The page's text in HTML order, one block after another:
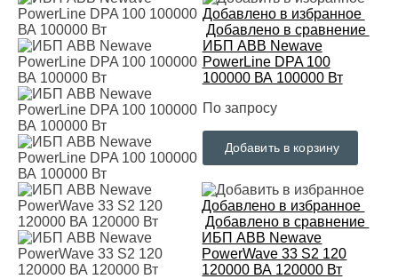
Добавлено в избранное
Добавлено в сравнение
ИБП ABB Newave
PowerLine DPA 100
100000 ВА 100000 Вт
По запросу
Добавить в корзину
Добавлено в избранное
Добавлено в сравнение
ИБП ABB Newave
PowerWave 33 S2 120
120000 ВА 120000 Вт